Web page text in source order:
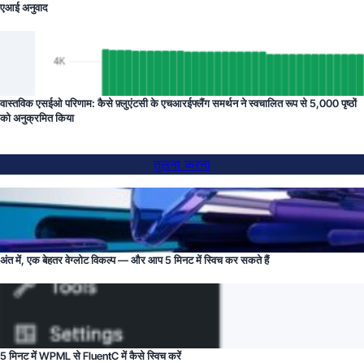
एआई अनुवाद
वास्तविक एसईओ परिणाम: कैसे फ़्लुएंटसी के एचआरईफ्लैंग समर्थन ने स्वचालित रूप से 5,000 पृष्ठों
को अनुक्रमित किया
तुलना करना
अंत में, एक बेहतर वेग्लोट विकल्प — और आप 5 मिनट में स्विच कर सकते हैं
5 मिनट में WPML से FluentC में कैसे स्विच करें